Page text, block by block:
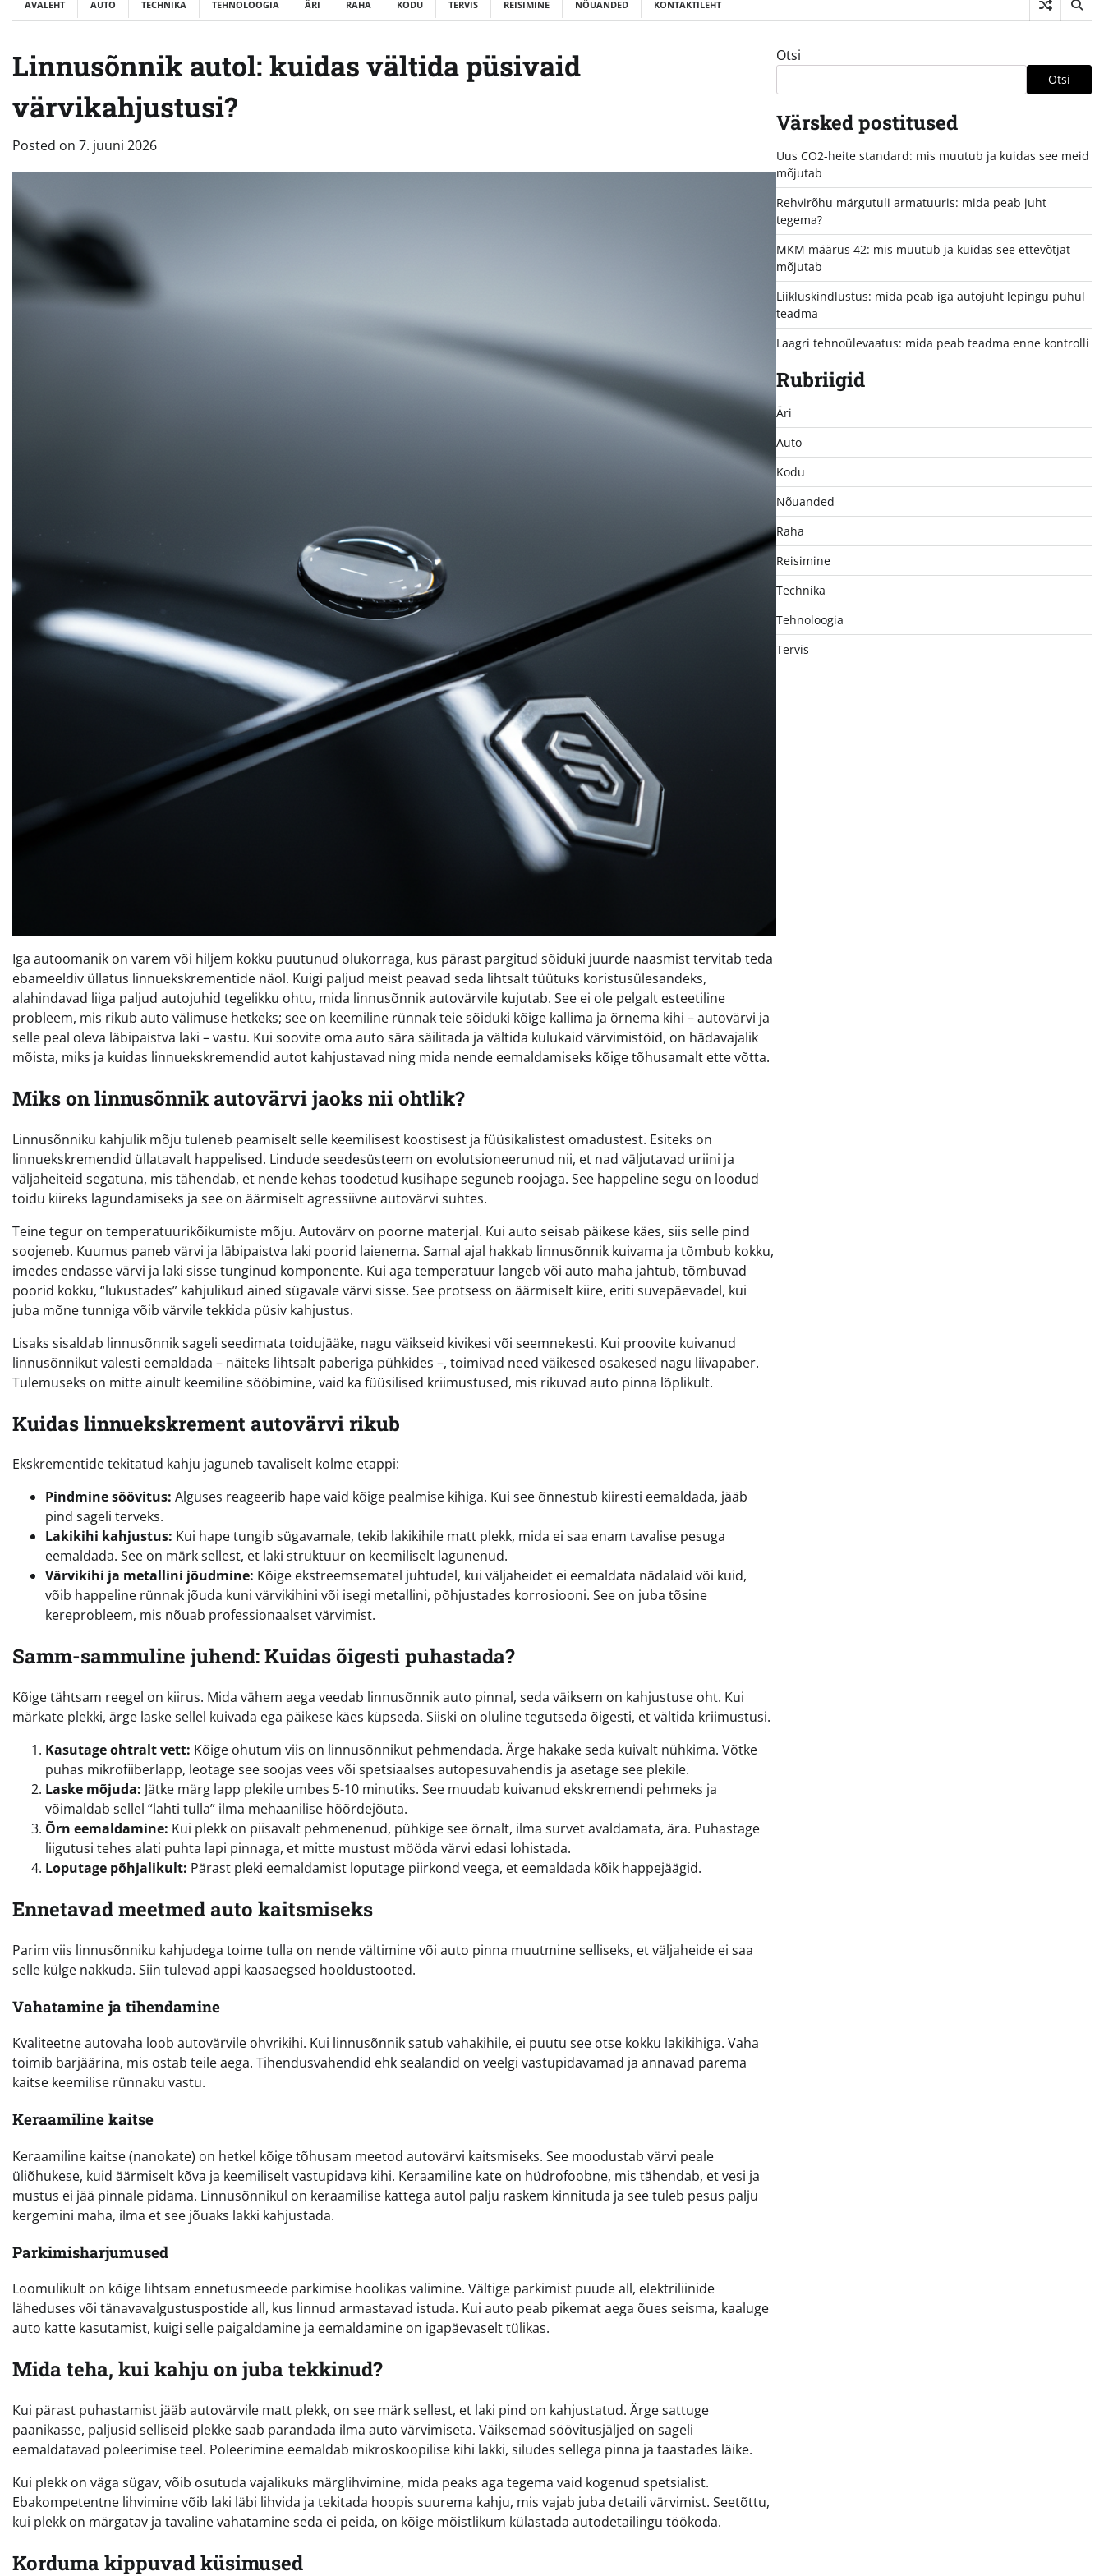
AVALEHT AUTO TECHNIKA TEHNOLOOGIA ÄRI RAHA KODU TERVIS REISIMINE NÕUANDED KONTAKTILEHT
Linnusõnnik autol: kuidas vältida püsivaid
värvikahjustusi?
Posted on 7. juuni 2026
Iga autoomanik on varem või hiljem kokku puutunud olukorraga, kus pärast pargitud sõiduki juurde naasmist tervitab teda
ebameeldiv üllatus linnuekskrementide näol. Kuigi paljud meist peavad seda lihtsalt tüütuks koristusülesandeks,
alahindavad liiga paljud autojuhid tegelikku ohtu, mida linnusõnnik autovärvile kujutab. See ei ole pelgalt esteetiline
probleem, mis rikub auto välimuse hetkeks; see on keemiline rünnak teie sõiduki kõige kallima ja õrnema kihi – autovärvi ja
selle peal oleva läbipaistva laki – vastu. Kui soovite oma auto sära säilitada ja vältida kulukaid värvimistöid, on hädavajalik
mõista, miks ja kuidas linnuekskremendid autot kahjustavad ning mida nende eemaldamiseks kõige tõhusamalt ette võtta.
Miks on linnusõnnik autovärvi jaoks nii ohtlik?
Linnusõnniku kahjulik mõju tuleneb peamiselt selle keemilisest koostisest ja füüsikalistest omadustest. Esiteks on
linnuekskremendid üllatavalt happelised. Lindude seedesüsteem on evolutsioneerunud nii, et nad väljutavad uriini ja
väljaheiteid segatuna, mis tähendab, et nende kehas toodetud kusihape seguneb roojaga. See happeline segu on loodud
toidu kiireks lagundamiseks ja see on äärmiselt agressiivne autovärvi suhtes.
Teine tegur on temperatuurikõikumiste mõju. Autovärv on poorne materjal. Kui auto seisab päikese käes, siis selle pind
soojeneb. Kuumus paneb värvi ja läbipaistva laki poorid laienema. Samal ajal hakkab linnusõnnik kuivama ja tõmbub kokku,
imedes endasse värvi ja laki sisse tunginud komponente. Kui aga temperatuur langeb või auto maha jahtub, tõmbuvad
poorid kokku, “lukustades” kahjulikud ained sügavale värvi sisse. See protsess on äärmiselt kiire, eriti suvepäevadel, kui
juba mõne tunniga võib värvile tekkida püsiv kahjustus.
Lisaks sisaldab linnusõnnik sageli seedimata toidujääke, nagu väikseid kivikesi või seemnekesti. Kui proovite kuivanud
linnusõnnikut valesti eemaldada – näiteks lihtsalt paberiga pühkides –, toimivad need väikesed osakesed nagu liivapaber.
Tulemuseks on mitte ainult keemiline sööbimine, vaid ka füüsilised kriimustused, mis rikuvad auto pinna lõplikult.
Kuidas linnuekskrement autovärvi rikub
Ekskrementide tekitatud kahju jaguneb tavaliselt kolme etappi:
Pindmine söövitus: Alguses reageerib hape vaid kõige pealmise kihiga. Kui see õnnestub kiiresti eemaldada, jääb
pind sageli terveks.
Lakikihi kahjustus: Kui hape tungib sügavamale, tekib lakikihile matt plekk, mida ei saa enam tavalise pesuga
eemaldada. See on märk sellest, et laki struktuur on keemiliselt lagunenud.
Värvikihi ja metallini jõudmine: Kõige ekstreemsematel juhtudel, kui väljaheidet ei eemaldata nädalaid või kuid,
võib happeline rünnak jõuda kuni värvikihini või isegi metallini, põhjustades korrosiooni. See on juba tõsine
kereprobleem, mis nõuab professionaalset värvimist.
Samm-sammuline juhend: Kuidas õigesti puhastada?
Kõige tähtsam reegel on kiirus. Mida vähem aega veedab linnusõnnik auto pinnal, seda väiksem on kahjustuse oht. Kui
märkate plekki, ärge laske sellel kuivada ega päikese käes küpseda. Siiski on oluline tegutseda õigesti, et vältida kriimustusi.
Kasutage ohtralt vett: Kõige ohutum viis on linnusõnnikut pehmendada. Ärge hakake seda kuivalt nühkima. Võtke
puhas mikrofiiberlapp, leotage see soojas vees või spetsiaalses autopesuvahendis ja asetage see plekile.
Laske mõjuda: Jätke märg lapp plekile umbes 5-10 minutiks. See muudab kuivanud ekskremendi pehmeks ja
võimaldab sellel “lahti tulla” ilma mehaanilise hõõrdejõuta.
Õrn eemaldamine: Kui plekk on piisavalt pehmenenud, pühkige see õrnalt, ilma survet avaldamata, ära. Puhastage
liigutusi tehes alati puhta lapi pinnaga, et mitte mustust mööda värvi edasi lohistada.
Loputage põhjalikult: Pärast pleki eemaldamist loputage piirkond veega, et eemaldada kõik happejäägid.
Ennetavad meetmed auto kaitsmiseks
Parim viis linnusõnniku kahjudega toime tulla on nende vältimine või auto pinna muutmine selliseks, et väljaheide ei saa
selle külge nakkuda. Siin tulevad appi kaasaegsed hooldustooted.
Vahatamine ja tihendamine
Kvaliteetne autovaha loob autovärvile ohvrikihi. Kui linnusõnnik satub vahakihile, ei puutu see otse kokku lakikihiga. Vaha
toimib barjäärina, mis ostab teile aega. Tihendusvahendid ehk sealandid on veelgi vastupidavamad ja annavad parema
kaitse keemilise rünnaku vastu.
Keraamiline kaitse
Keraamiline kaitse (nanokate) on hetkel kõige tõhusam meetod autovärvi kaitsmiseks. See moodustab värvi peale
üliõhukese, kuid äärmiselt kõva ja keemiliselt vastupidava kihi. Keraamiline kate on hüdrofoobne, mis tähendab, et vesi ja
mustus ei jää pinnale pidama. Linnusõnnikul on keraamilise kattega autol palju raskem kinnituda ja see tuleb pesus palju
kergemini maha, ilma et see jõuaks lakki kahjustada.
Parkimisharjumused
Loomulikult on kõige lihtsam ennetusmeede parkimise hoolikas valimine. Vältige parkimist puude all, elektriliinide
läheduses või tänavavalgustuspostide all, kus linnud armastavad istuda. Kui auto peab pikemat aega õues seisma, kaaluge
auto katte kasutamist, kuigi selle paigaldamine ja eemaldamine on igapäevaselt tülikas.
Mida teha, kui kahju on juba tekkinud?
Kui pärast puhastamist jääb autovärvile matt plekk, on see märk sellest, et laki pind on kahjustatud. Ärge sattuge
paanikasse, paljusid selliseid plekke saab parandada ilma auto värvimiseta. Väiksemad söövitusjäljed on sageli
eemaldatavad poleerimise teel. Poleerimine eemaldab mikroskoopilise kihi lakki, siludes sellega pinna ja taastades läike.
Kui plekk on väga sügav, võib osutuda vajalikuks märglihvimine, mida peaks aga tegema vaid kogenud spetsialist.
Ebakompetentne lihvimine võib laki läbi lihvida ja tekitada hoopis suurema kahju, mis vajab juba detaili värvimist. Seetõttu,
kui plekk on märgatav ja tavaline vahatamine seda ei peida, on kõige mõistlikum külastada autodetailingu töökoda.
Korduma kippuvad küsimused
Otsi
Otsi
Värsked postitused
Uus CO2-heite standard: mis muutub ja kuidas see meid
mõjutab
Rehvirõhu märgutuli armatuuris: mida peab juht
tegema?
MKM määrus 42: mis muutub ja kuidas see ettevõtjat
mõjutab
Liikluskindlustus: mida peab iga autojuht lepingu puhul
teadma
Laagri tehnoülevaatus: mida peab teadma enne kontrolli
Rubriigid
Äri
Auto
Kodu
Nõuanded
Raha
Reisimine
Technika
Tehnoloogia
Tervis